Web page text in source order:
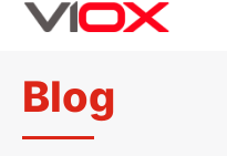
Zum
Blog